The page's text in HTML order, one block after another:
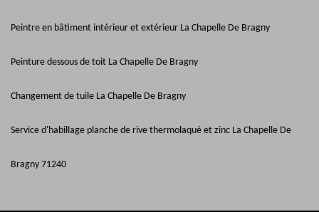
Peintre en bâtiment intérieur et extérieur La Chapelle De Bragny
Peinture dessous de toit La Chapelle De Bragny
Changement de tuile La Chapelle De Bragny
Service d'habillage planche de rive thermolaqué et zinc La Chapelle De
Bragny 71240